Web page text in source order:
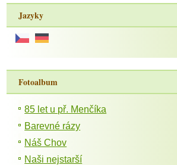
Jazyky
Fotoalbum
85 let u př. Menčíka
Barevné rázy
Náš Chov
Naši nejstarší